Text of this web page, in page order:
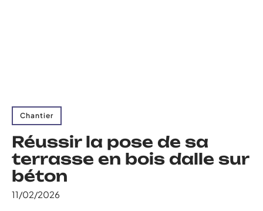
Chantier
Réussir la pose de sa
terrasse en bois dalle sur
béton
11/02/2026